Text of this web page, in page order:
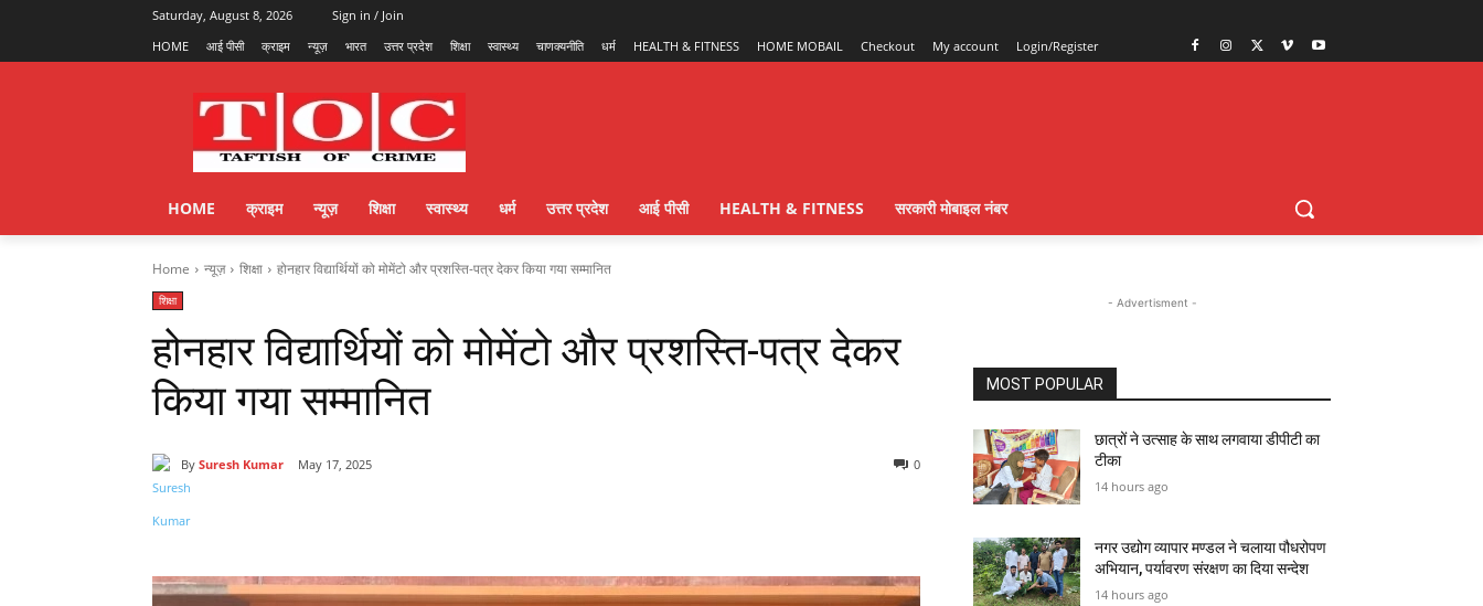
Saturday, August 8, 2026
Sign in / Join
HOME
आई पीसी क्राइम न्यूज़ भारत उत्तर प्रदेश शिक्षा स्वास्थ्य चाणक्यनीति धर्म HEALTH & FITNESS HOME MOBAIL Checkout My account Login/Register
HOME क्राइम न्यूज़ शिक्षा स्वास्थ्य धर्म उत्तर प्रदेश आई पीसी HEALTH & FITNESS सरकारी मोबाइल नंबर
Home न्यूज़ शिक्षा होनहार विद्यार्थियों को मोमेंटो और प्रशस्ति-पत्र देकर किया गया सम्मानित
शिक्षा
होनहार विद्यार्थियों को मोमेंटो और प्रशस्ति-पत्र देकर
किया गया सम्मानित
By Suresh Kumar May 17, 2025 0
- Advertisment -
MOST POPULAR
छात्रों ने उत्साह के साथ लगवाया डीपीटी का
टीका
14 hours ago
नगर उद्योग व्यापार मण्डल ने चलाया पौधरोपण
अभियान, पर्यावरण संरक्षण का दिया सन्देश
14 hours ago